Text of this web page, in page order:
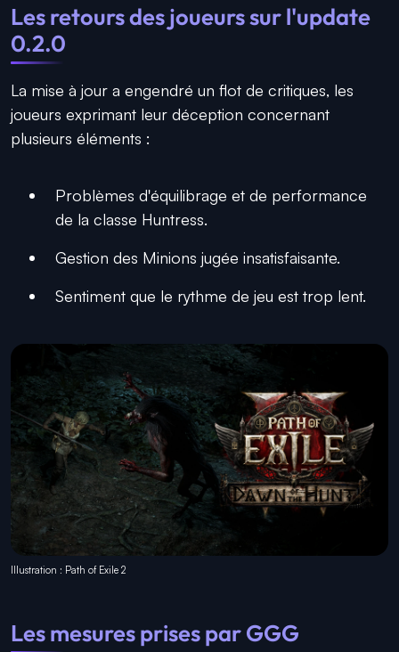
Les retours des joueurs sur l'update
0.2.0
La mise à jour a engendré un flot de critiques, les
joueurs exprimant leur déception concernant
plusieurs éléments :
Problèmes d'équilibrage et de performance
de la classe Huntress.
Gestion des Minions jugée insatisfaisante.
Sentiment que le rythme de jeu est trop lent.
Illustration : Path of Exile 2
Les mesures prises par GGG